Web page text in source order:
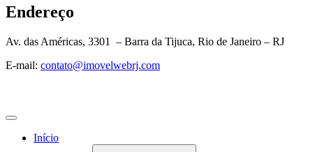
Endereço
Av. das Américas, 3301 – Barra da Tijuca, Rio de Janeiro – RJ
E-mail: contato@imovelwebrj.com
Início